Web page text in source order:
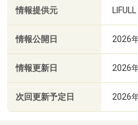
情報提供元
情報公開日 2026
情報更新日 2026
次回更新予定日 2026